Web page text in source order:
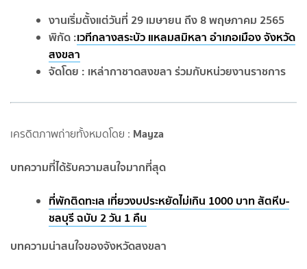
งานเริ่มตั้งแต่วันที่ 29 เมษายน ถึง 8 พฤษภาคม 2565
พิกัด :เวทีกลางสระบัว แหลมสมิหลา อำเภอเมือง จังหวัด
สงขลา
จัดโดย : เหล่ากาชาดสงขลา ร่วมกับหน่วยงานราชการ
เครดิตภาพถ่ายทั้งหมดโดย : Mayza
บทความที่ได้รับความสนใจมากที่สุด
ที่พักติดทะเล เที่ยวงบประหยัดไม่เกิน 1000 บาท สัตหีบ-
ชลบุรี ฉบับ 2 วัน 1 คืน
บทความน่าสนใจของจังหวัดสงขลา